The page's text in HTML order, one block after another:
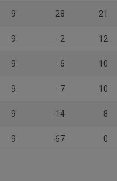
9 28 21
9 -2 12
9 -6 10
9 -7 10
9 -14 8
9 -67 0